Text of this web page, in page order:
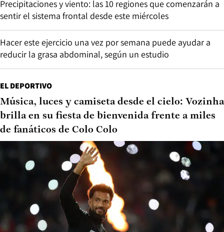
Precipitaciones y viento: las 10 regiones que comenzarán a
sentir el sistema frontal desde este miércoles
Hacer este ejercicio una vez por semana puede ayudar a
reducir la grasa abdominal, según un estudio
EL DEPORTIVO
Música, luces y camiseta desde el cielo: Vozinha
brilla en su fiesta de bienvenida frente a miles
de fanáticos de Colo Colo